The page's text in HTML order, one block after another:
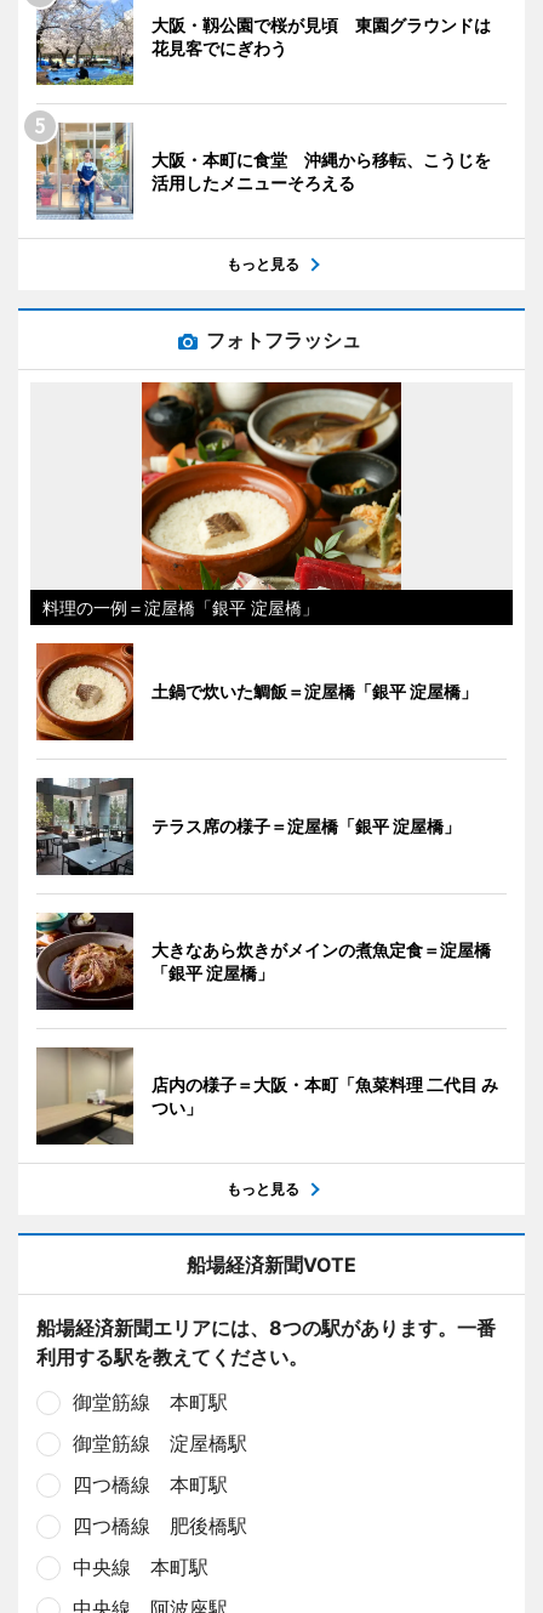
大阪・靱公園で桜が見頃 東園グラウンドは
花見客でにぎわう
大阪・本町に食堂 沖縄から移転、こうじを
活用したメニューそろえる
もっと見る
フォトフラッシュ
料理の一例＝淀屋橋「銀平 淀屋橋」
土鍋で炊いた鯛飯＝淀屋橋「銀平 淀屋橋」
テラス席の様子＝淀屋橋「銀平 淀屋橋」
大きなあら炊きがメインの煮魚定食＝淀屋橋
「銀平 淀屋橋」
店内の様子＝大阪・本町「魚菜料理 二代目 み
つい」
もっと見る
船場経済新聞VOTE
船場経済新聞エリアには、8つの駅があります。一番
利用する駅を教えてください。
御堂筋線 本町駅
御堂筋線 淀屋橋駅
四つ橋線 本町駅
四つ橋線 肥後橋駅
中央線 本町駅
中央線 阿波座駅